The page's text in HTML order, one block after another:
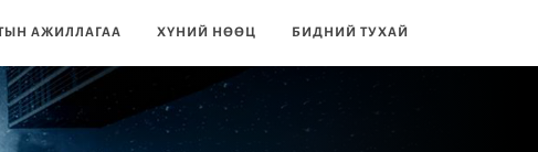
АЖИЛЛАГАА ХҮНИЙ НӨӨЦ БИДНИЙ ТУХАЙ